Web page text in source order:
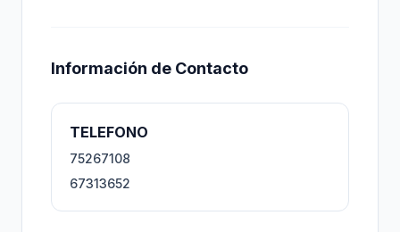
Información de Contacto
TELEFONO
75267108
67313652